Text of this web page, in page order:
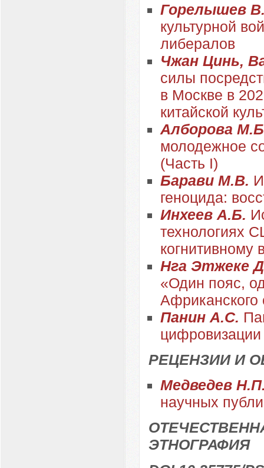
Горелышев
культурной
либералов
Чжан Цинь,
силы
в Москве в
китайской
Алборова
молодежное
(Часть I)
Барави М.В.
геноцида:
Инхеев А.Б.
технологиях
когнитивному
Нга Этжеке
«Один пояс,
Африканского
Панин А.С.
РЕЦЕНЗИИ И
Медведев
научных
ЭТНОГРАФИЯ